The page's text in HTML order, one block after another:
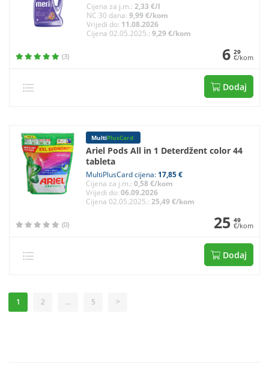
Cijena za j.m.: 2,33 €/l
NC 30 dana: 9,99 €/kom
Vrijedi do: 11.08.2026
Cijena 02.05.2025.: 9,29 €/kom
(3) 6 29
€/kom
Dodaj
MultiPlusCard
Ariel Pods All in 1 Deterdžent color 44
tableta
MultiPlusCard cijena: 17,85 €
Cijena za j.m.: 0,58 €/kom
Vrijedi do: 06.09.2026
Cijena 02.05.2025.: 25,49 €/kom
(0) 25 49
€/kom
Dodaj
1 2 ... 5 >